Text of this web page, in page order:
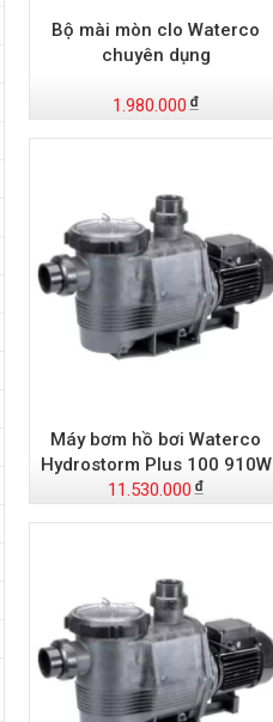
Bộ mài mòn clo Waterco
chuyên dụng
1.980.000
Máy bơm hồ bơi Waterco
Hydrostorm Plus 100 910W
11.530.000